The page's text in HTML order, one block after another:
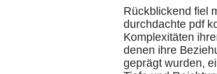
Rückblickend fiel
durchdachte pdf
Komplexitäten
denen ihre
geprägt wurden,